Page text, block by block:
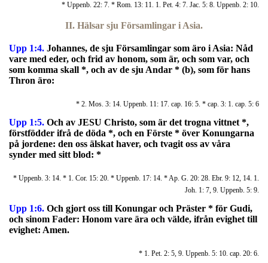
* Uppenb. 22: 7. * Rom. 13: 11. 1. Pet. 4: 7. Jac. 5: 8. Uppenb. 2: 10.
II. Hälsar sju Församlingar i Asia.
Upp 1:4. Johannes, de sju Församlingar som äro i Asia: Nåd
vare med eder, och frid av honom, som är, och som var, och
som komma skall *, och av de sju Andar * (b), som för hans
Thron äro:
* 2. Mos. 3: 14. Uppenb. 11: 17. cap. 16: 5. * cap. 3: 1. cap. 5: 6
Upp 1:5. Och av JESU Christo, som är det trogna vittnet *,
förstfödder ifrå de döda *, och en Förste * över Konungarna
på jordene: den oss älskat haver, och tvagit oss av våra
synder med sitt blod: *
* Uppenb. 3: 14. * 1. Cor. 15: 20. * Uppenb. 17: 14. * Ap. G. 20: 28. Ebr. 9: 12, 14. 1.
Joh. 1: 7, 9. Uppenb. 5: 9.
Upp 1:6. Och gjort oss till Konungar och Präster * för Gudi,
och sinom Fader: Honom vare ära och välde, ifrån evighet till
evighet: Amen.
* 1. Pet. 2: 5, 9. Uppenb. 5: 10. cap. 20: 6.